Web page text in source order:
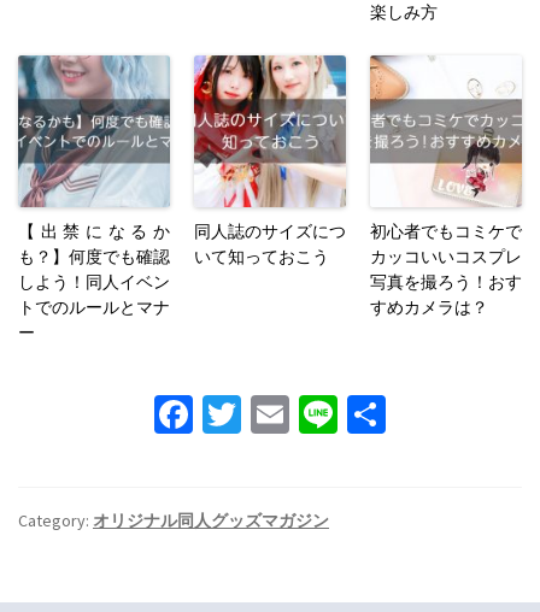
楽しみ方
【出禁になるか
も？】何度でも確認
しよう！同人イベン
トでのルールとマナ
ー
同人誌のサイズにつ
いて知っておこう
初心者でもコミケで
カッコいいコスプレ
写真を撮ろう！おす
すめカメラは？
Fa
o
T
er
E
l
Li
Category: オリジナル同人グッズマガジン